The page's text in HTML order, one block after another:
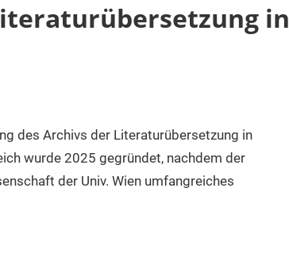
in
des Archivs der Literaturübersetzung in
wurde 2025 gegründet, nachdem der
der Univ. Wien umfangreiches